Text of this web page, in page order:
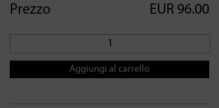
Prezzo EUR 96.00
Aggiungi al carrello